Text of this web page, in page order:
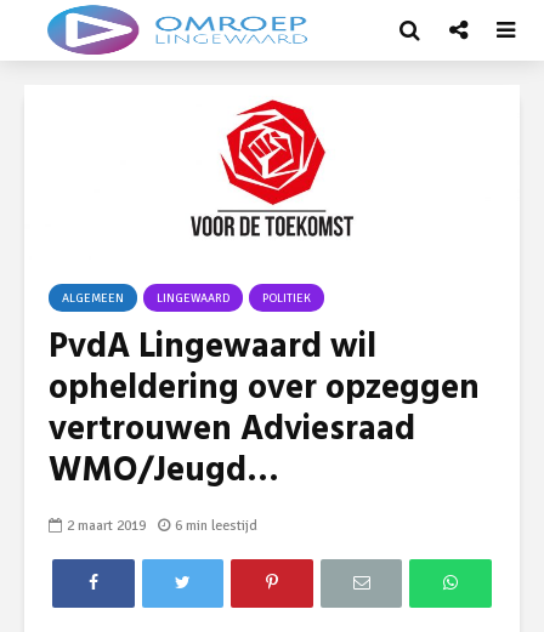
ALGEMEEN LINGEWAARD POLITIEK
PvdA Lingewaard wil
opheldering over opzeggen
vertrouwen Adviesraad
WMO/Jeugd…
2 maart 2019 6 min leestijd